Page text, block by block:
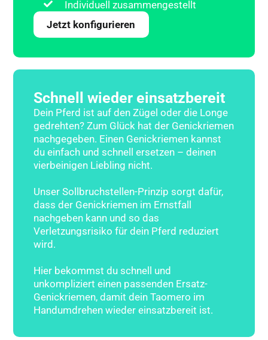
Individuell zusammengestellt
Jetzt konfigurieren
Schnell wieder einsatzbereit
Dein Pferd ist auf den Zügel oder die Longe
gedrehten? Zum Glück hat der Genickriemen
nachgegeben. Einen Genickriemen kannst
du einfach und schnell ersetzen – deinen
vierbeinigen Liebling nicht.
Unser Sollbruchstellen-Prinzip sorgt dafür,
dass der Genickriemen im Ernstfall
nachgeben kann und so das
Verletzungsrisiko für dein Pferd reduziert
wird.
Hier bekommst du schnell und
unkompliziert einen passenden Ersatz-
Genickriemen, damit dein Taomero im
Handumdrehen wieder einsatzbereit ist.